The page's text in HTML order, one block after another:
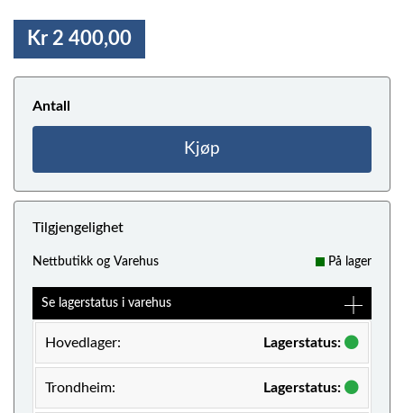
Kr 2 400,00
Antall
Kjøp
Tilgjengelighet
Nettbutikk og Varehus På lager
Se lagerstatus i varehus
Hovedlager: Lagerstatus:
Trondheim: Lagerstatus: